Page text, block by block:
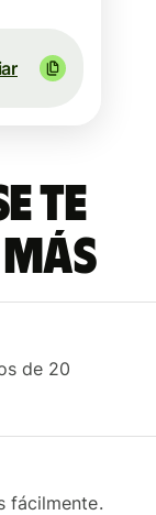
te
de 20
fácilmente.